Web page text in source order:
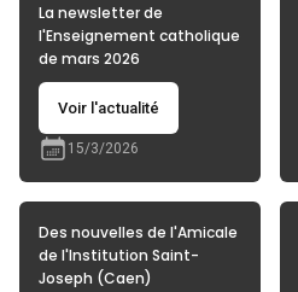
La newsletter de
l'Enseignement catholique
de mars 2026
Voir l'actualité
15/3/2026
Des nouvelles de l'Amicale
de l'Institution Saint-
Joseph (Caen)